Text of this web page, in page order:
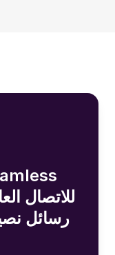
للاتصال
رسائل